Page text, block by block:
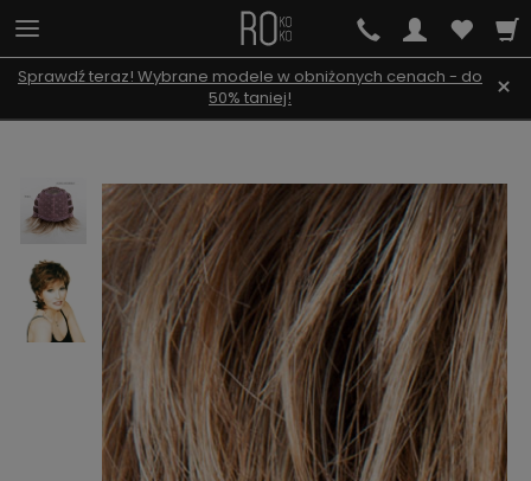
Sprawdź teraz! Wybrane modele w obniżonych cenach - do
50% taniej!
×